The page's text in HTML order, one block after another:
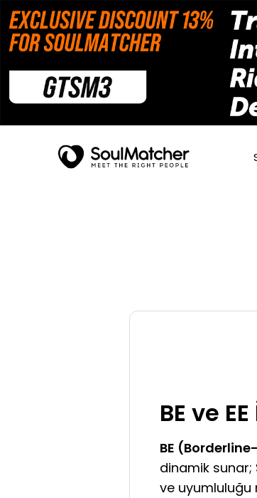
BE ve
BE
dinamik sunar;
ve uyumluluğu